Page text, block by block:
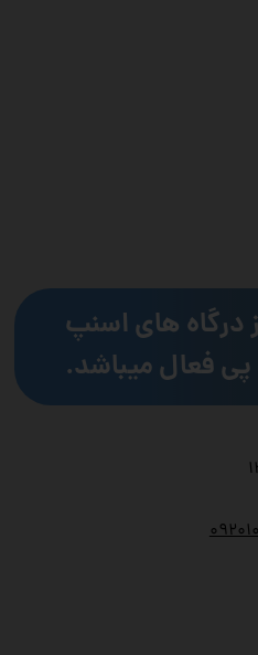
۰
درگاه های اسنپ
فعال میباشد.